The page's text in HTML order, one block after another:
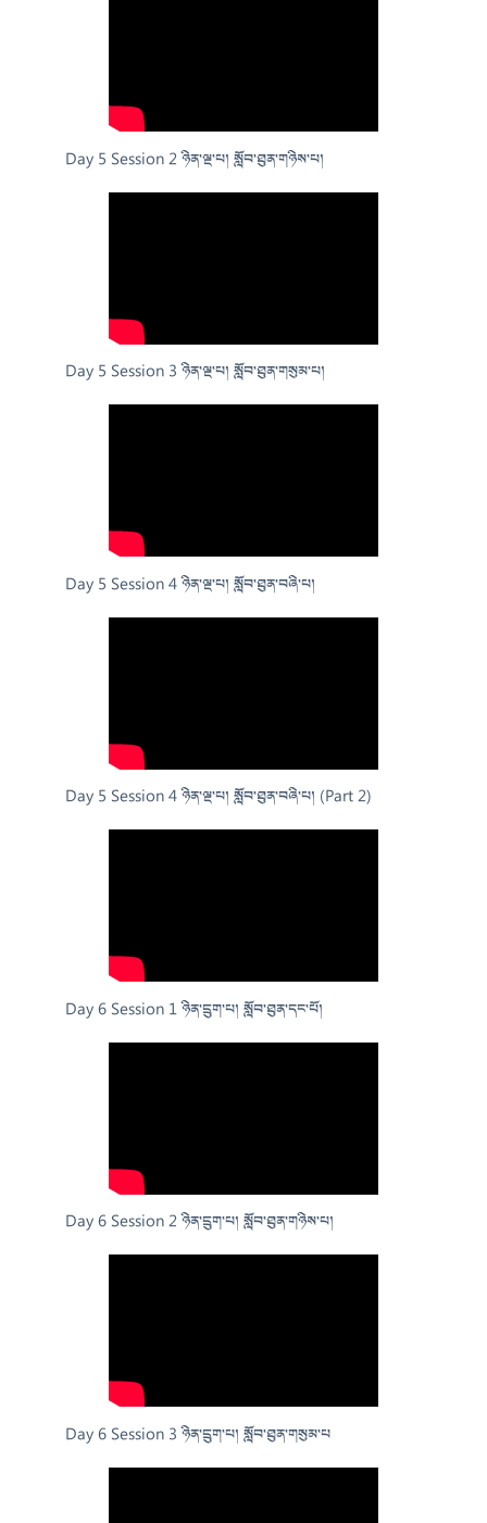
Day 5 Session 2 ཉིན་ལྔ་པ། སློབ་ཐུན་གཉིས་པ།
Day 5 Session 3 ཉིན་ལྔ་པ། སློབ་ཐུན་གསུམ་པ།
Day 5 Session 4 ཉིན་ལྔ་པ། སློབ་ཐུན་བཞི་པ།
Day 5 Session 4 ཉིན་ལྔ་པ། སློབ་ཐུན་བཞི་པ། (Part 2)
Day 6 Session 1 ཉིན་དྲུག་པ། སློབ་ཐུན་དང་པོ།
Day 6 Session 2 ཉིན་དྲུག་པ། སློབ་ཐུན་གཉིས་པ།
Day 6 Session 3 ཉིན་དྲུག་པ། སློབ་ཐུན་གསུམ་པ